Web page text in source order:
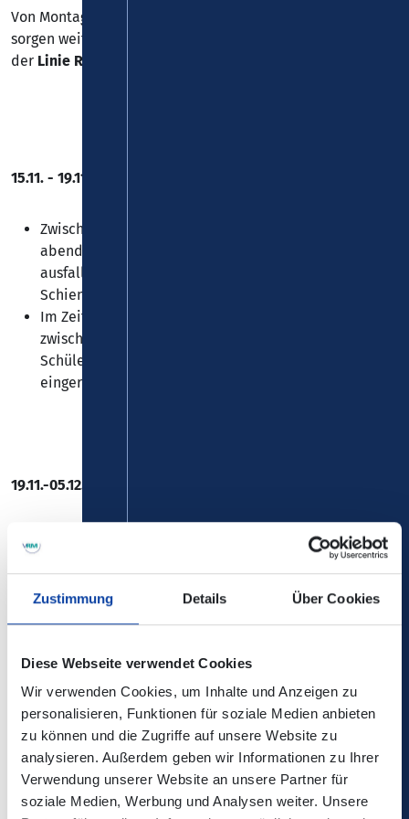
Zustimmung Details Über Cookies
Diese Webseite verwendet Cookies
Wir verwenden Cookies, um Inhalte und Anzeigen zu
personalisieren, Funktionen für soziale Medien anbieten
zu können und die Zugriffe auf unsere Website zu
analysieren. Außerdem geben wir Informationen zu Ihrer
Verwendung unserer Website an unsere Partner für
soziale Medien, Werbung und Analysen weiter. Unsere
Von Montag, 20.10.2025 bis voraussichtlich bis 05.12.2025
sorgen weiterhin Baumaßnahmen zu Einschränkungen auf
der Linie RB 10
15.11. - 19.11.2025
Zwischen Wiesbaden und Neuwied kommt es zu
abendlichen und morgendlichen Ausfällen. Für die
ausfallenden Züge verkehren Busse des
Schienenersatzverkehrs.
Im Zeitraum 17.-19.11. entfallen die sog. Zwischentakte
zwischen Kaub und Koblenz. Für einzelne Züge in
Schülerzeiten wird Schienenersatzverkehr
eingerichtet.
19.11.-05.12.2025
Zwischen Wiesbaden und Neuwied fallen morgens
und abends einzelne Zugverbindungen aus. Für die
ausfallenden Züge verkehren Busse des
Schienenersatzverkehrs.
Die Änderungen sind in der elektronischen
Verbindungsauskunft enthalten!
Kontaktdaten / Quelle: